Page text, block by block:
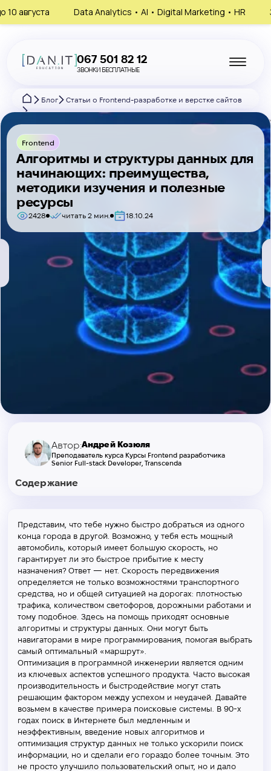
Data Analytics • AI • Digital Marketing • HR Запишись
067 501 82 12
ЗВОНКИ БЕСПЛАТНЫЕ
Блог Статьи о Frontend-разработке и верстке сайтов
Алгоритмы и структуры данных для начинающих: преимущества,
Frontend
Алгоритмы и структуры данных для
начинающих: преимущества,
методики изучения и полезные
ресурсы
2428 читать 2 мин. 18.10.24
Автор:Андрей Козюля
Преподаватель курса Курсы Frontend разработчика
Senior Full-stack Developer, Transcenda
Содержание
Представим, что тебе нужно быстро добраться из одного
конца города в другой. Возможно, у тебя есть мощный
автомобиль, который имеет большую скорость, но
гарантирует ли это быстрое прибытие к месту
назначения? Ответ — нет. Скорость передвижения
определяется не только возможностями транспортного
средства, но и общей ситуацией на дорогах: плотностью
трафика, количеством светофоров, дорожными работами и
тому подобное. Здесь на помощь приходят основные
алгоритмы и структуры данных. Они могут быть
навигаторами в мире программирования, помогая выбрать
самый оптимальный «маршрут».
Оптимизация в программной инженерии является одним
из ключевых аспектов успешного продукта. Часто высокая
производительность и быстродействие могут стать
решающим фактором между успехом и неудачей. Давайте
возьмем в качестве примера поисковые системы. В 90-х
годах поиск в Интернете был медленным и
неэффективным, введение новых алгоритмов и
оптимизация структур данных не только ускорили поиск
информации, но и сделали его гораздо более точным. Это
не просто улучшило пользовательский опыт, но и дало